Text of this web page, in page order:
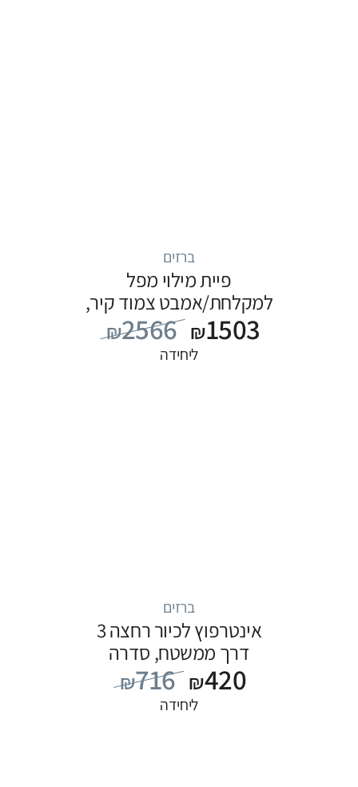
ברזים
פיית מילוי מפל
למקלחת/אמבט צמוד קיר,
סדרה ITAP: כרום
₪2566 ₪1503
ליחידה
ברזים
אינטרפוץ לכיור רחצה 3
דרך ממשטח, סדרה
FLOW: כרום
₪716 ₪420
ליחידה